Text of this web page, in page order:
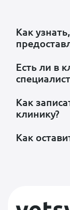
Как
Есть ли в
Как
клинику?
Как